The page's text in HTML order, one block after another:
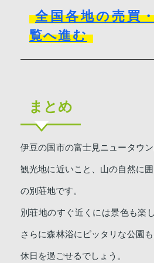
全国各地の売買
覧へ進む
まとめ
伊豆の国市の富士見ニュータウ
観光地に近いこと、山の自然に
の別荘地です。
別荘地のすぐ近くには景色も楽
さらに森林浴にピッタリな公園
休日を過ごせるでしょう。